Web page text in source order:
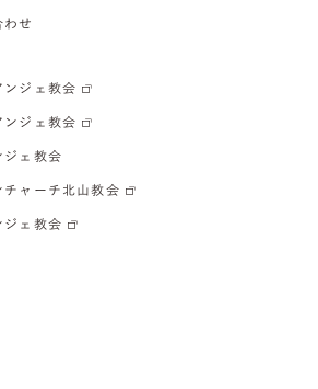
せ
ジェ教会
ンジェ教会
ジェ教会
チャーチ北山教会
ジェ教会